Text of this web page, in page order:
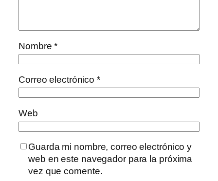
Nombre*
Correo electrónico*
Web
Guarda mi nombre, correo electrónico y
web en este navegador para la próxima
vez que comente.